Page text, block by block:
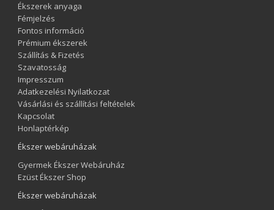
Ékszerek anyaga
Fémjelzés
Fontos információ
Prémium ékszerek
Szállítás & Fizetés
Szavatosság
Impresszum
Adatkezelési Nyilatkozat
Vásárlási és szállítási feltételek
Kapcsolat
Honlaptérkép
Ékszer webáruházak
Gyermek Ékszer Webáruház
Ezüst Ékszer Shop
Ékszer webáruházak